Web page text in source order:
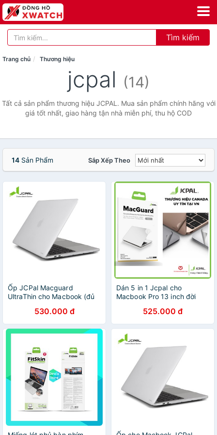
Tìm kiếm
Trang chủ Thương hiệu
jcpal (14)
Tất cả sản phẩm thương hiệu JCPAL. Mua sản phẩm chính hãng với
giá tốt nhất, giao hàng tận nhà miễn phí, thu hộ COD
14 Sản Phẩm Sắp Xếp Theo
Ốp JCPal Macguard
UltraThin cho Macbook (đủ
530.000 đ
Dán 5 in 1 Jcpal cho
Macbook Pro 13 inch đời
525.000 đ